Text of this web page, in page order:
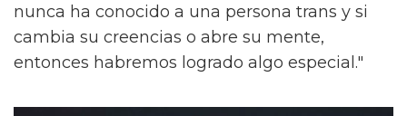
nunca ha conocido a una persona trans y si
cambia su creencias o abre su mente,
entonces habremos logrado algo especial."